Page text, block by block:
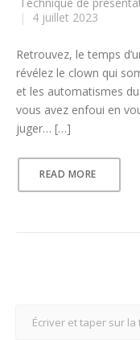
|
4 juillet 2023
Retrouvez, le temps
révélez le clown qui
et les automatismes
vous avez enfoui en
juger… […]
READ MORE